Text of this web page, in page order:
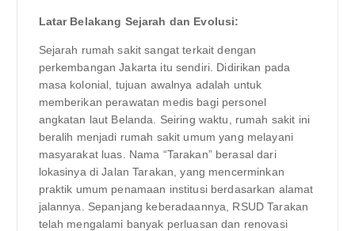
Latar Belakang Sejarah dan Evolusi:
Sejarah rumah sakit sangat terkait dengan
perkembangan Jakarta itu sendiri. Didirikan pada
masa kolonial, tujuan awalnya adalah untuk
memberikan perawatan medis bagi personel
angkatan laut Belanda. Seiring waktu, rumah sakit ini
beralih menjadi rumah sakit umum yang melayani
masyarakat luas. Nama “Tarakan” berasal dari
lokasinya di Jalan Tarakan, yang mencerminkan
praktik umum penamaan institusi berdasarkan alamat
jalannya. Sepanjang keberadaannya, RSUD Tarakan
telah mengalami banyak perluasan dan renovasi